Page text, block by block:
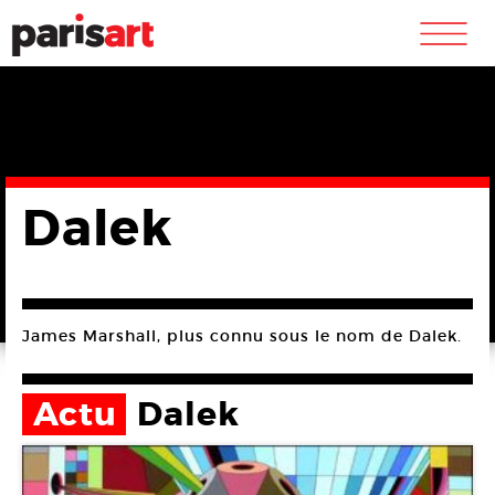
m
Dalek
James Marshall, plus connu sous le nom de Dalek.
Actu Dalek